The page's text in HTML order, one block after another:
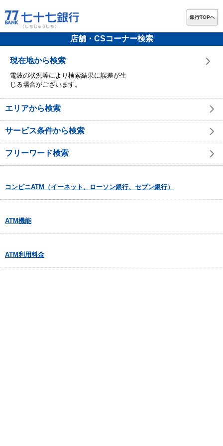
銀行TOPへ
店舗・CSコーナー検索
現在地から検索
電波の状況等により検索結果に誤差が生
じる場合がございます。
エリアから検索
サービス条件から検索
フリーワード検索
コンビニATM（イーネット、ローソン銀行、セブン銀行）
ATM機能
ATM利用料金